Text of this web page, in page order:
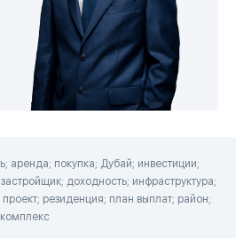
аренда; покупка; Дубай; инвестиции;
доходность; инфраструктура;
резиденция; план выплат; район;